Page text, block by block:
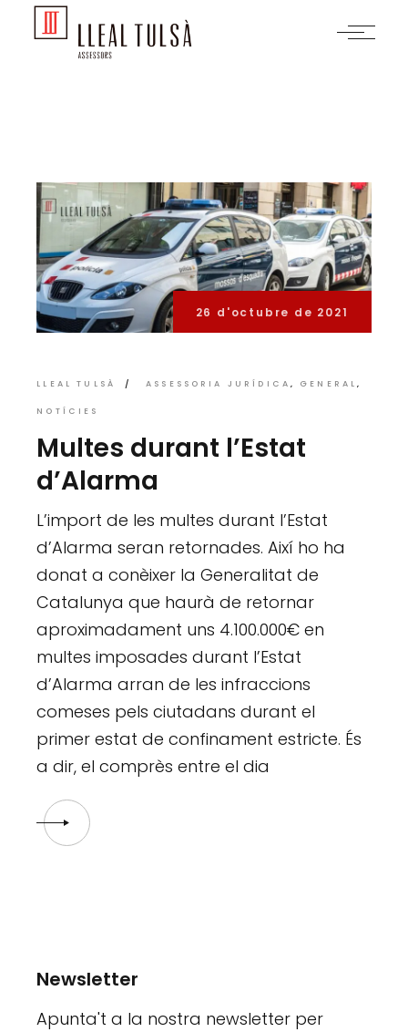
26 d'octubre de 2021
LLEAL TULSÀ ASSESSORIA JURÍDICA GENERAL
NOTÍCIES
Multes durant l’Estat
d’Alarma
L’import de les multes durant l’Estat
d’Alarma seran retornades. Així ho ha
donat a conèixer la Generalitat de
Catalunya que haurà de retornar
aproximadament uns 4.100.000€ en
multes imposades durant l’Estat
d’Alarma arran de les infraccions
comeses pels ciutadans durant el
primer estat de confinament estricte. És
a dir, el comprès entre el dia
Newsletter
Apunta't a la nostra newsletter per